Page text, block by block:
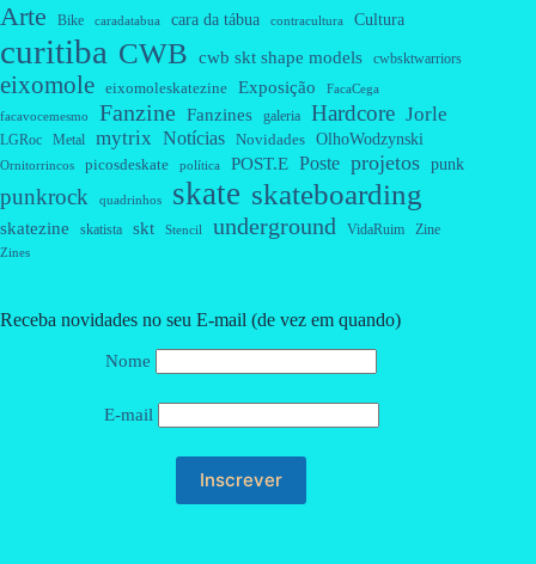
Arte Bike caradatabua cara da tábua contracultura Cultura
curitiba CWB cwb skt shape models cwbsktwarriors
eixomole eixomoleskatezine Exposição FacaCega
facavocemesmo Fanzine Fanzines galeria Hardcore Jorle
LGRoc Metal mytrix Notícias Novidades OlhoWodzynski
Ornitorrincos picosdeskate política POST.E Poste projetos punk
punkrock quadrinhos skate skateboarding
skatezine skatista skt Stencil underground VidaRuim Zine
Zines
Receba novidades no seu E-mail (de vez em quando)
Nome
E-mail